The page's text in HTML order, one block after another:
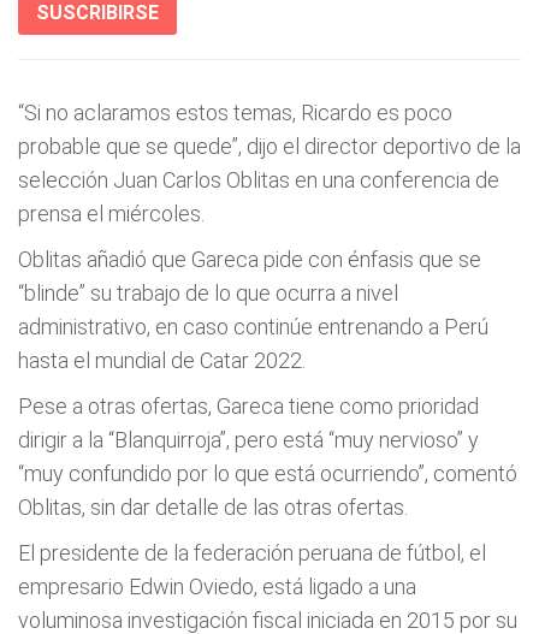
SUSCRIBIRSE
“Si no aclaramos estos temas, Ricardo es poco
probable que se quede”, dijo el director deportivo de la
selección Juan Carlos Oblitas en una conferencia de
prensa el miércoles.
Oblitas añadió que Gareca pide con énfasis que se
“blinde” su trabajo de lo que ocurra a nivel
administrativo, en caso continúe entrenando a Perú
hasta el mundial de Catar 2022.
Pese a otras ofertas, Gareca tiene como prioridad
dirigir a la “Blanquirroja”, pero está “muy nervioso” y
“muy confundido por lo que está ocurriendo”, comentó
Oblitas, sin dar detalle de las otras ofertas.
El presidente de la federación peruana de fútbol, el
empresario Edwin Oviedo, está ligado a una
voluminosa investigación fiscal iniciada en 2015 por su